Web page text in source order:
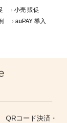
小売 販促
auPAY 導入
QRコード決済・